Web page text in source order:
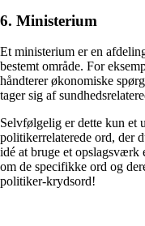
6. Ministerium
Et ministerium er en
bestemt område. For
håndterer økonomiske
tager sig af
Selvfølgelig er dette kun et
politikerrelaterede ord, der
idé at bruge et opslagsværk
om de specifikke ord og
politiker-krydsord!